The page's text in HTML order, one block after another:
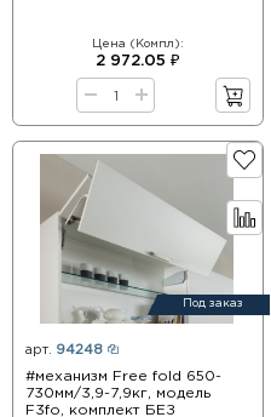
Цена (Компл):
2 972.05 ₽
Под заказ
арт. 94248
#механизм Free fold 650-
730мм/3,9-7,9кг, модель
F3fo, комплект БЕЗ